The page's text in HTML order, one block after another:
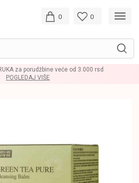
0 0
za porudžbine veće od 3.000 rsd
POGLEDAJ VIŠE